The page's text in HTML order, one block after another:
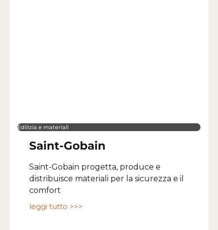
Edilizia e materiali
Saint-Gobain
Saint-Gobain progetta, produce e
distribuisce materiali per la sicurezza e il
comfort
leggi tutto >>>